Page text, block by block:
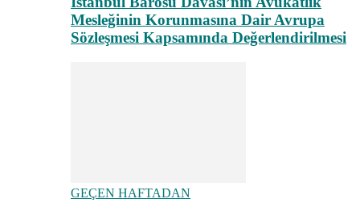
Mesleğinin Korunmasına Dair Avrupa
Sözleşmesi Kapsamında Değerlendirilmesi
GEÇEN HAFTADAN